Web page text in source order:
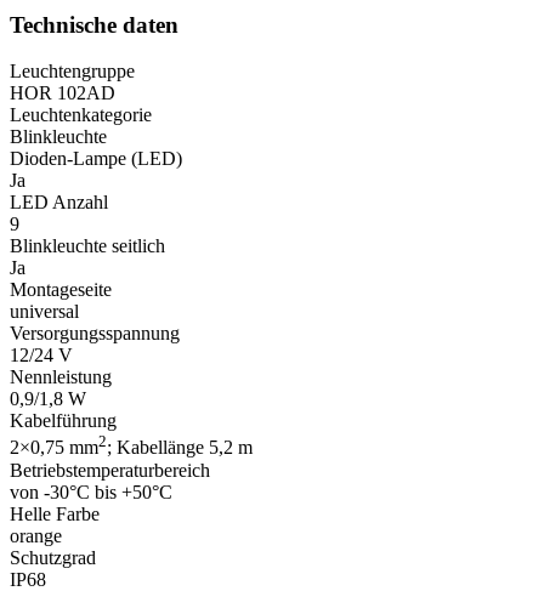
Technische daten
Leuchtengruppe
HOR 102AD
Leuchtenkategorie
Blinkleuchte
Dioden-Lampe (LED)
Ja
LED Anzahl
9
Blinkleuchte seitlich
Ja
Montageseite
universal
Versorgungsspannung
12/24 V
Nennleistung
0,9/1,8 W
Kabelführung
2×0,75 mm2; Kabellänge 5,2 m
Betriebstemperaturbereich
von -30°C bis +50°C
Helle Farbe
orange
Schutzgrad
IP68